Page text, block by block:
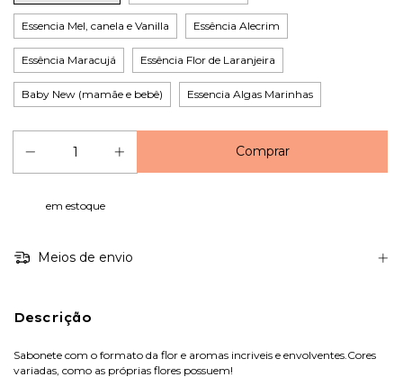
Essencia Mel, canela e Vanilla Essência Alecrim
Essência Maracujá Essência Flor de Laranjeira
Baby New (mamãe e bebê) Essencia Algas Marinhas
em estoque
Meios de envio
Descrição
Sabonete com o formato da flor e aromas incriveis e envolventes.Cores
variadas, como as próprias flores possuem!